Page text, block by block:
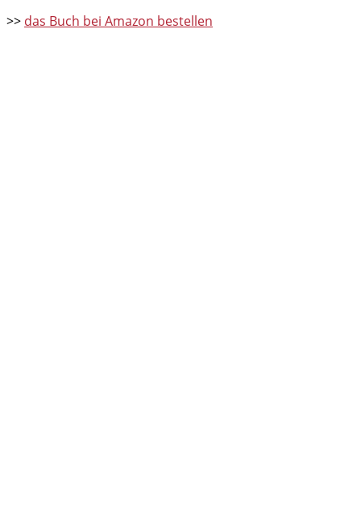
>> das Buch bei Amazon bestellen